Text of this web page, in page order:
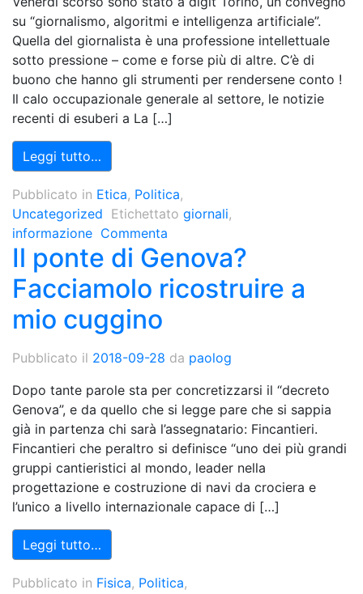
su “giornalismo, algoritmi e intelligenza artificiale”.
Quella del giornalista è una professione intellettuale
sotto pressione – come e forse più di altre. C’è di
buono che hanno gli strumenti per rendersene conto !
Il calo occupazionale generale al settore, le notizie
recenti di esuberi a La […]
Leggi tutto…
Pubblicato in Etica, Politica,
Uncategorized Etichettato giornali,
informazione Commenta
Il ponte di Genova?
Facciamolo ricostruire a
mio cuggino
Pubblicato il 2018-09-28 da paolog
Dopo tante parole sta per concretizzarsi il “decreto
Genova”, e da quello che si legge pare che si sappia
già in partenza chi sarà l’assegnatario: Fincantieri.
Fincantieri che peraltro si definisce “uno dei più grandi
gruppi cantieristici al mondo, leader nella
progettazione e costruzione di navi da crociera e
l’unico a livello internazionale capace di […]
Leggi tutto…
Pubblicato in Fisica, Politica,